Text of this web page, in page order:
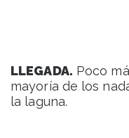
LLEGADA. Poco
mayoría de los
la laguna.